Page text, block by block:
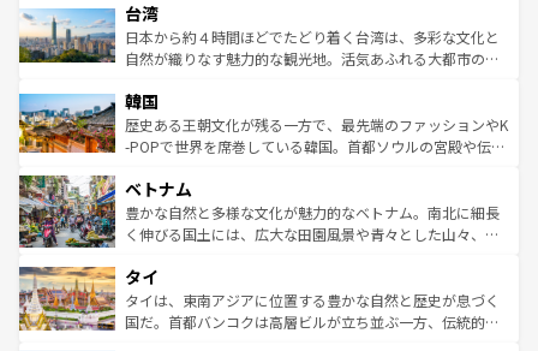
ならではの贅沢な旅のスタイルだ。 なお、新着のアメリカ
情報はコンテンツ一覧を参照してほしい。
れるおもてなしの心で訪れる人々を迎えてくれるハワイの
人々、おいしいローカルフードやハワイアンミュージッ
ク、伝統的なフラダンスなど、すべてがハワイの魅力を彩
ワイを、存分に味わってほしい。 なお、新着のハワイ情報
はコンテンツ一覧を参照してほしい。
リアリーフや大陸中央部にそびえるウルル（エアーズロッ
ク）、タスマニアの美しい原生林やケアンズの熱帯雨林な
ど、見どころがたくさん。また、カフェやワイン、オージ
いる。アクティビティも充実しており、サーフィンやダイ
ビング、ハイキングなど、アウトドア好きにはたまらな
い。オーストラリアの多彩な魅力を存分に味わいつくそ
参照してほしい。
台湾
日本から約４時間ほどでたどり着く台湾は、多彩な文化と
自然が織りなす魅力的な観光地。活気あふれる大都市の台
ン）、静ひつな山岳地帯である台湾東部など、都市の喧騒
と山間の静けさが共存しており、訪れる人に新しい発見と
驚きをもたらしてくれる。また、奥深い台湾の食文化も魅
容にもいいと評判のスイーツなど、バラエティ豊かな料理
が味わえる。 なお、新着の台湾情報は コンテンツ一覧を参
照してほしい。
韓国
歴史ある王朝文化が残る一方で、最先端のファッションやK
-POPで世界を席巻している韓国。首都ソウルの宮殿や伝統
き、地方に足を延ばせば四季折々の自然美を楽しむことが
できる。そして、キムチや焼肉、絶品のストリートフード
まで、さまざまな韓国料理が待っている。夜には、韓国な
リティに包まれながら、韓国の多彩な魅力を心ゆくまで味
わってみてほしい。 なお、新着の韓国情報はコンテンツ一
覧を参照してほしい。
ベトナム
豊かな自然と多様な文化が魅力的なベトナム。南北に細長
く伸びる国土には、広大な田園風景や青々とした山々、世
急速な発展と共に伝統が息づく。ハノイの古い町並みやホ
ーチミン市のフランス統治時代の建物も、独特の雰囲気を
醸し出している。また、バラエティの豊かさとおいしさで
タイ
タイは、東南アジアに位置する豊かな自然と歴史が息づく
国だ。首都バンコクは高層ビルが立ち並ぶ一方、伝統的な